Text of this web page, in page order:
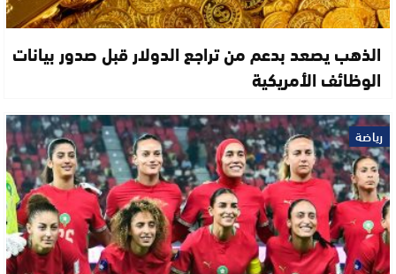
الذهب يصعد بدعم من تراجع الدولار قبل صدور بيانات
الوظائف الأمريكية
رياضة